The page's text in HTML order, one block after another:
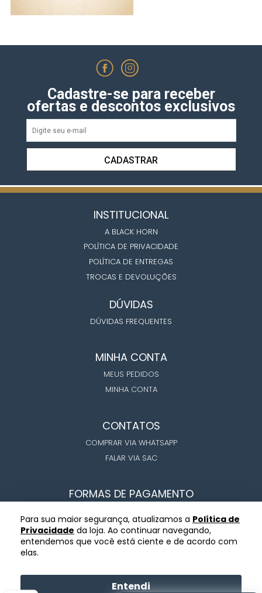
Para sua maior segurança, atualizamos a Política de
Privacidade da loja. Ao continuar navegando,
entendemos que você está ciente e de acordo com
elas.
Entendi
Cadastre-se para receber
ofertas e descontos exclusivos
CADASTRAR
INSTITUCIONAL
A BLACK HORN
POLÍTICA DE PRIVACIDADE
POLÍTICA DE ENTREGAS
TROCAS E DEVOLUÇÕES
DÚVIDAS
DÚVIDAS FREQUENTES
MINHA CONTA
MEUS PEDIDOS
MINHA CONTA
CONTATOS
COMPRAR VIA WHATSAPP
FALAR VIA SAC
FORMAS DE PAGAMENTO